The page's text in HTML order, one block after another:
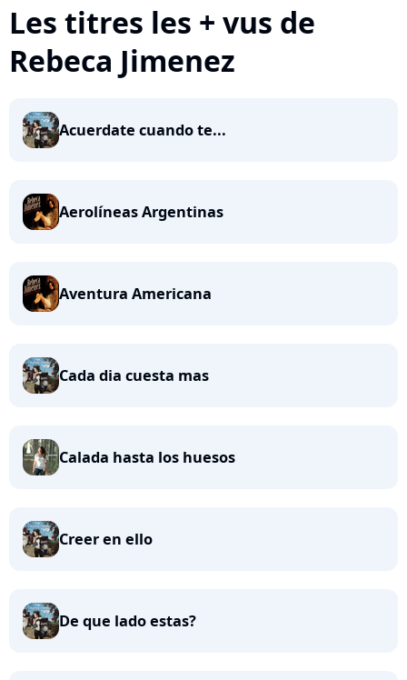
Les titres les + vus de
Rebeca Jimenez
Acuerdate cuando te...
Aerolíneas Argentinas
Aventura Americana
Cada dia cuesta mas
Calada hasta los huesos
Creer en ello
De que lado estas?